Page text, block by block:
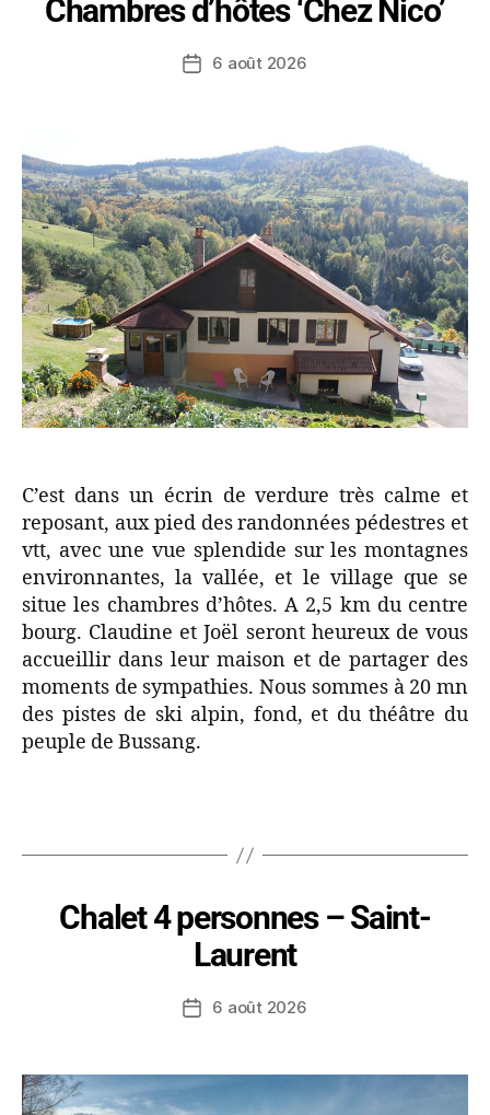
Chambres d’hôtes ‘Chez Nico’
6 août 2026
C’est dans un écrin de verdure très calme et
reposant, aux pied des randonnées pédestres et
vtt, avec une vue splendide sur les montagnes
environnantes, la vallée, et le village que se
situe les chambres d’hôtes. A 2,5 km du centre
bourg. Claudine et Joël seront heureux de vous
accueillir dans leur maison et de partager des
moments de sympathies. Nous sommes à 20 mn
des pistes de ski alpin, fond, et du théâtre du
peuple de Bussang.
Chalet 4 personnes – Saint-
Laurent
6 août 2026